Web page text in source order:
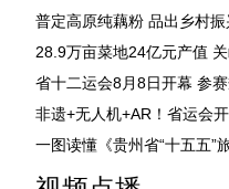
普定高原纯藕粉 品出乡村
28.9万亩菜地24亿元产值
非遗+无人机+AR！省运会